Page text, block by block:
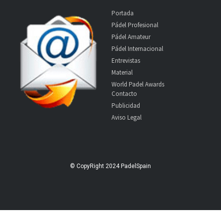
Portada
Pádel Profesional
Pádel Amateur
Pádel Internacional
Entrevistas
Material
World Padel Awards
Contacto
Publicidad
Aviso Legal
© CopyRight 2024 PadelSpain